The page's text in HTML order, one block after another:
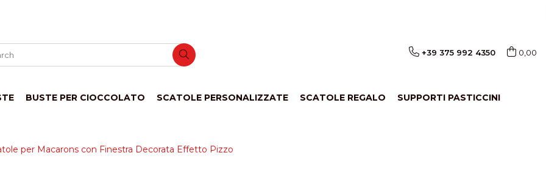
+39 375 992 4350 0,00
BUSTE PER CIOCCOLATO SCATOLE PERSONALIZZATE SCATOLE REGALO SUPPORTI PASTICCINI
per Macarons con Finestra Decorata Effetto Pizzo